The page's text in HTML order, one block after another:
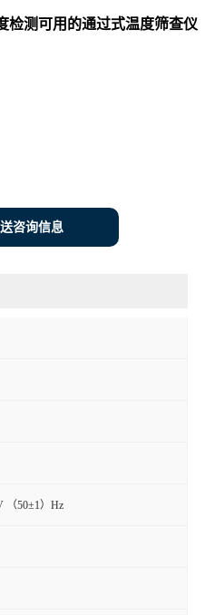
检测可用的通过式温度筛查仪
咨询信息
（50±1）Hz